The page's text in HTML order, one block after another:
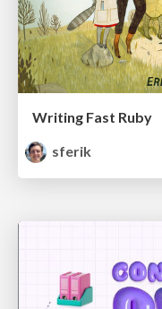
Writing Fast Ruby
sferik